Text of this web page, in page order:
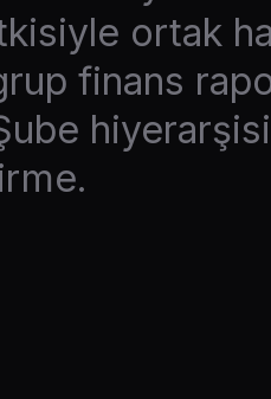
ortak
finans